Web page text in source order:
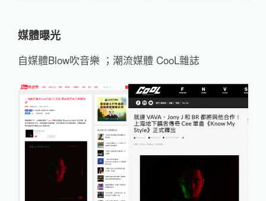
媒體曝光
自媒體Blow吹音樂 ；潮流媒體 CooL雜誌